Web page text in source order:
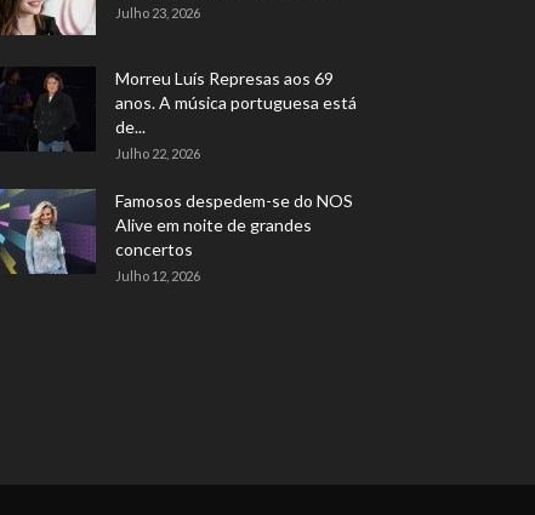
Julho 23, 2026
Morreu Luís Represas aos 69
anos. A música portuguesa está
de...
Julho 22, 2026
Famosos despedem-se do NOS
Alive em noite de grandes
concertos
Julho 12, 2026